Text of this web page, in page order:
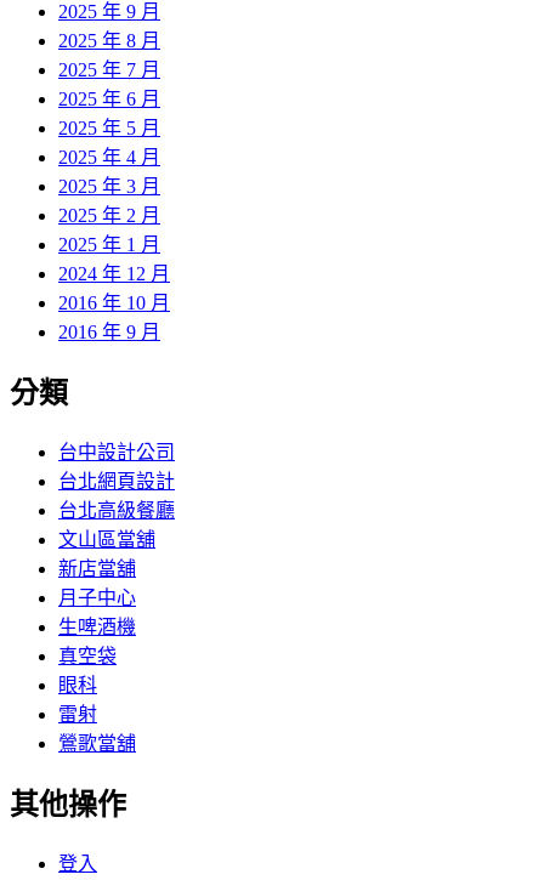
2025 年 9 月
2025 年 8 月
2025 年 7 月
2025 年 6 月
2025 年 5 月
2025 年 4 月
2025 年 3 月
2025 年 2 月
2025 年 1 月
2024 年 12 月
2016 年 10 月
2016 年 9 月
分類
台中設計公司
台北網頁設計
台北高級餐廳
文山區當舖
新店當舖
月子中心
生啤酒機
真空袋
眼科
雷射
鶯歌當舖
其他操作
登入